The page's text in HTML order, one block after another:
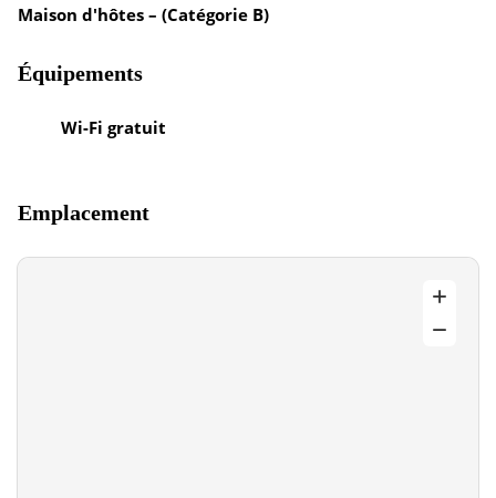
Maison d'hôtes – (Catégorie B)
Équipements
Wi-Fi gratuit
Emplacement